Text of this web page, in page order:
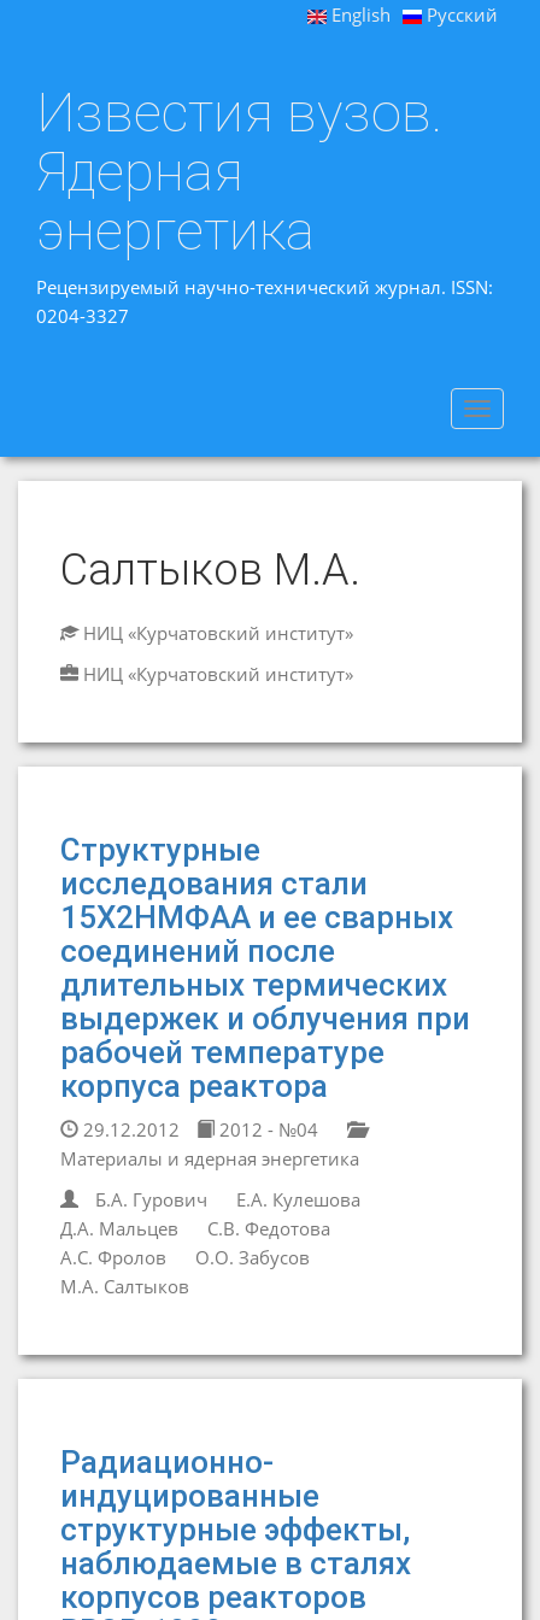
English Русский
Известия вузов.
Ядерная
энергетика
Рецензируемый научно-технический журнал. ISSN:
0204-3327
Toggle
Салтыков М.А.
НИЦ «Курчатовский институт»
НИЦ «Курчатовский институт»
Cтруктурные
исследования стали
15Х2НМФАА и ее сварных
соединений после
длительных термических
выдержек и облучения при
рабочей температуре
корпуса реактора
29.12.2012
2012 - №04
Материалы и ядерная энергетика
Б.А. Гурович
Е.А. Кулешова
Д.А. Мальцев
С.В. Федотова
А.С. Фролов
О.О. Забусов
М.А. Салтыков
Радиационно-
индуцированные
структурные эффекты,
наблюдаемые в сталях
корпусов реакторов